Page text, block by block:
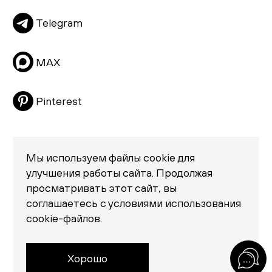
Подушки
Матрасы
Распродажа
Telegram
MAX
Pinterest
Политика конфиденциальности
© 2026 «Creatica»
проезд Новодевичий, дом 2, помещение 2/1
Москва, Москва 119435
Россия
Мы используем файлы cookie для
улучшения работы сайта. Продолжая
просматривать этот сайт, вы
соглашаетесь с условиями использования
cookie-файлов.
Хорошо